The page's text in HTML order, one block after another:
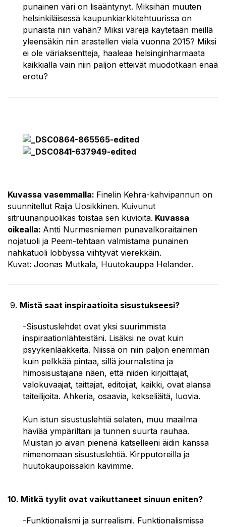
punainen väri on lisääntynyt. Miksihän muuten
helsinkiläisessä kaupunkiarkkitehtuurissa on
punaista niin vähän? Miksi värejä käytetään meillä
yleensäkin niin arastellen vielä vuonna 2015? Miksi
ei ole väriaksentteja, haaleaa helsinginharmaata
kaikkialla vain niin paljon etteivät muodotkaan enää
erotu?
Kuvassa vasemmalla: Finelin Kehrä-kahvipannun on
suunnitellut Raija Uosikkinen. Kuivunut
sitruunanpuolikas toistaa sen kuvioita. Kuvassa
oikealla: Antti Nurmesniemen punavalkoraitainen
nojatuoli ja Peem-tehtaan valmistama punainen
nahkatuoli lobbyssa viihtyvät vierekkäin.
Kuvat: Joonas Mutkala, Huutokauppa Helander.
9. Mistä saat inspiraatioita sisustukseesi?
-Sisustuslehdet ovat yksi suurimmista
inspiraationlähteistäni. Lisäksi ne ovat kuin
psyykenlääkkeitä. Niissä on niin paljon enemmän
kuin pelkkää pintaa, sillä journalistina ja
himosisustajana näen, että niiden kirjoittajat,
valokuvaajat, taittajat, editoijat, kaikki, ovat alansa
taiteilijoita. Ahkeria, osaavia, kekseliäitä, luovia.
Kun istun sisustuslehtiä selaten, muu maailma
häviää ympäriltäni ja tunnen suurta rauhaa.
Muistan jo aivan pienenä katselleeni äidin kanssa
nimenomaan sisustuslehtiä. Kirpputoreilla ja
huutokaupoissakin kävimme.
10. Mitkä tyylit ovat vaikuttaneet sinuun eniten?
-Funktionalismi ja surrealismi. Funktionalismissa